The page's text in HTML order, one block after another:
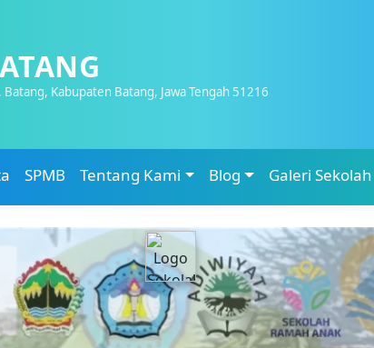
Kabupaten Batang, Jawa Tengah 51216
SPMB Tentang Kami Blog Galeri Sekolah